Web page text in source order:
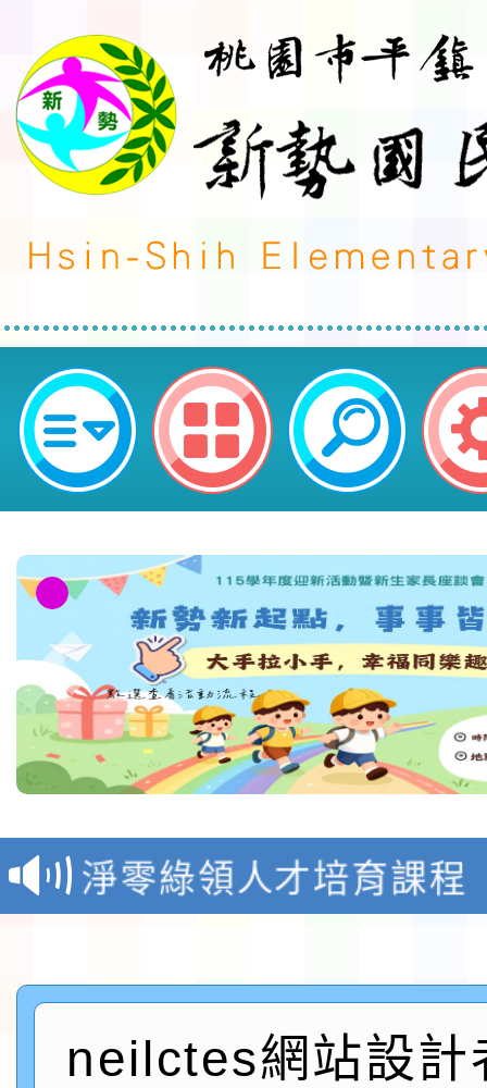
neilctes網站設計者：徐嘉裕
教育部校安中心白海豚
報
淨零綠領人才培育課程
及師生本土語及新住民
實施要點各1份
115年食農教育專業人
程
函轉國家通訊傳播委員
neilctes網站設計